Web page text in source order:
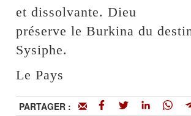
et dissolvante. Dieu
préserve le Burkina du
Sysiphe.
Le Pays
PARTAGER :